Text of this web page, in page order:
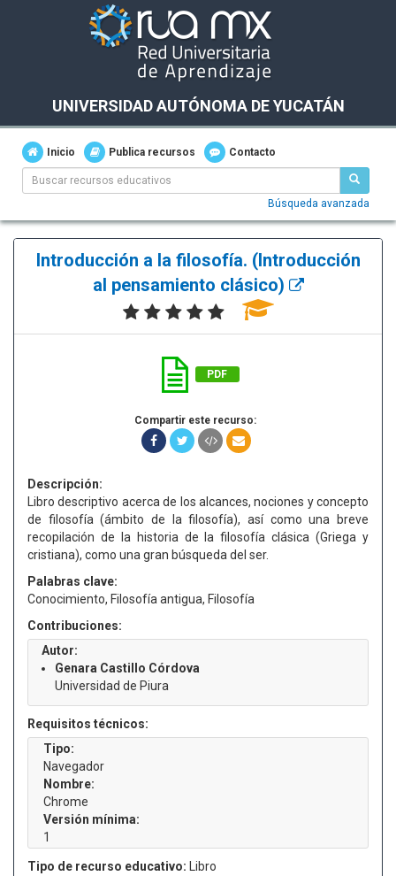
UNIVERSIDAD AUTÓNOMA DE YUCATÁN
Inicio Publica recursos Contacto
Búsqueda avanzada
Introducción a la filosofía. (Introducción
al pensamiento clásico)
PDF
Compartir este recurso:
Descripción:
Libro descriptivo acerca de los alcances, nociones y concepto
de filosofía (ámbito de la filosofía), así como una breve
recopilación de la historia de la filosofía clásica (Griega y
cristiana), como una gran búsqueda del ser.
Palabras clave:
Conocimiento, Filosofía antigua, Filosofía
Contribuciones:
Autor:
Genara Castillo Córdova
Universidad de Piura
Requisitos técnicos:
Tipo:
Navegador
Nombre:
Chrome
Versión mínima:
1
Tipo de recurso educativo: Libro